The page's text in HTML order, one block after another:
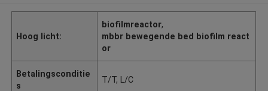
Hoog licht:
biofilmreactor,
mbbr bewegende bed biofilm react
or
Betalingsconditie
s
T/T, L/C